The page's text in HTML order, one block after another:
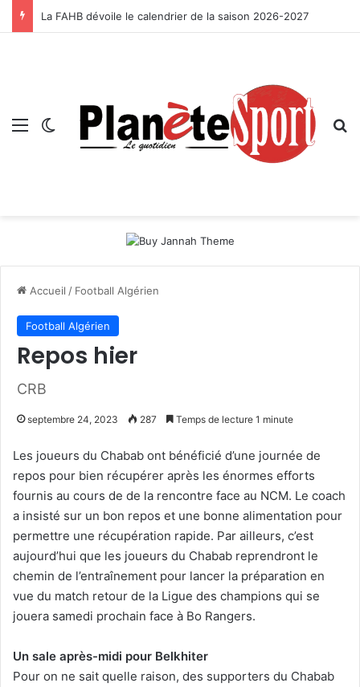
La FAHB dévoile le calendrier de la saison 2026-2027
Menu Switch skin
Accueil / Football Algérien
Football Algérien
Repos hier
CRB
septembre 24, 2023 287 Temps de lecture 1 minute
Les joueurs du Chabab ont bénéficié d’une journée de
repos pour bien récupérer après les énormes efforts
fournis au cours de de la rencontre face au NCM. Le coach
a insisté sur un bon repos et une bonne alimentation pour
permettre une récupération rapide. Par ailleurs, c’est
aujourd’hui que les joueurs du Chabab reprendront le
chemin de l’entraînement pour lancer la préparation en
vue du match retour de la Ligue des champions qui se
jouera samedi prochain face à Bo Rangers.
Un sale après-midi pour Belkhiter
Pour on ne sait quelle raison, des supporters du Chabab